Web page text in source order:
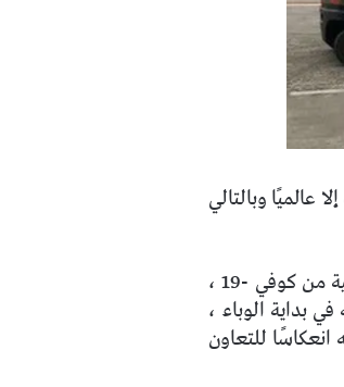
عالميًا وبالتالي
شكر سفير الهند ، نيابة عن حكومة وشعب الهند ، دعم وتضامن إسبانيا لمحاربة الموجة الثانية من كوفي -19 ،
بداية الوباء ،
للتعاون